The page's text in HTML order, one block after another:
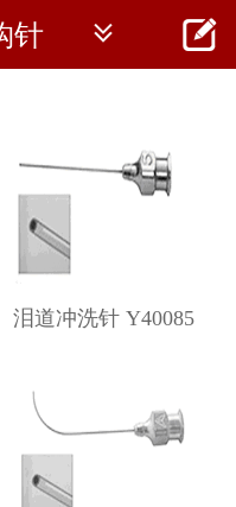
 首页
针  
泪道冲洗针 Y40085